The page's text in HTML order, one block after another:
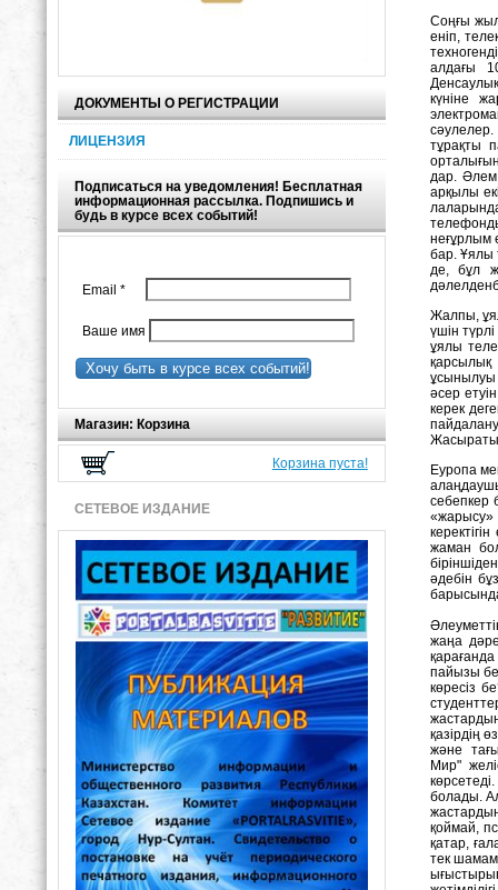
ДОКУМЕНТЫ О РЕГИСТРАЦИИ
ЛИЦЕНЗИЯ
Подписаться на уведомления! Бесплатная
информационная рассылка. Подпишись и
будь в курсе всех событий!
Email *
Ваше имя
Хочу быть в курсе всех событий!
Магазин: Корзина
Корзина пуста!
СЕТЕВОЕ ИЗДАНИЕ
Соңғы
еніп,
алдағы
күніне
тұрақты
дар. Әлем
арқылы­
неғұр­лым
бар. Ұялы
де, бұл
Жалпы,
үшін
ұялы
қарсылық
ұсынылуы
әсер
керек
Еуропа
себепкер
«жарысу»
жаман
әдебін
жаңа
пайызы
көресіз
қазірдің
және
Мир"
болады.
қоймай,
қатар,
тек